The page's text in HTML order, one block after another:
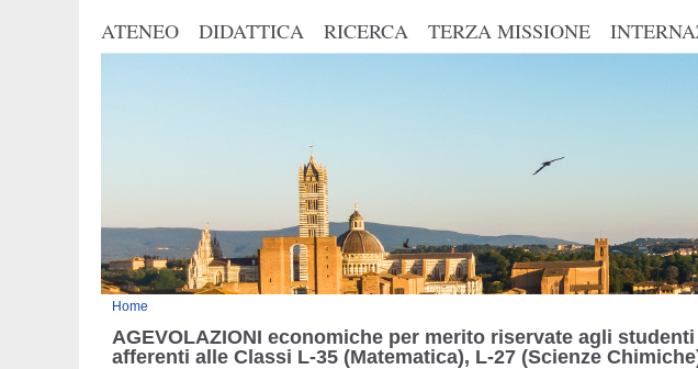
ATENEO DIDATTICA RICERCA TERZA MISSIONE
Tu sei qui
Home
AGEVOLAZIONI economiche per merito riservate agli
afferenti alle Classi L-35 (Matematica), L-27 (Scienze